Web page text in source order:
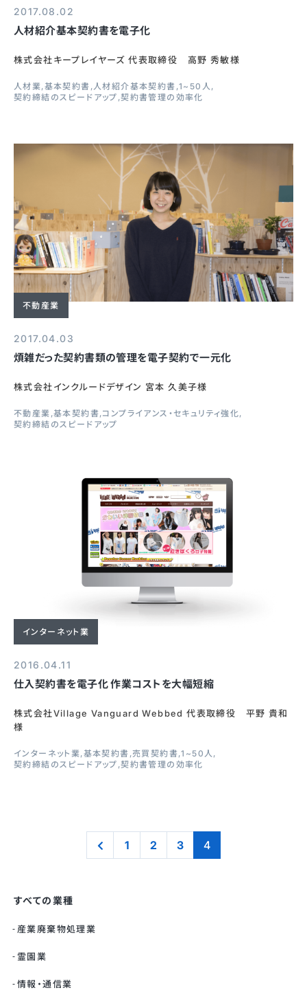
2017.08.02
人材紹介基本契約書を電子化
株式会社キープレイヤーズ 代表取締役 高野 秀敏様
人材業 基本契約書 人材紹介基本契約書 1~50人
契約締結のスピードアップ 契約書管理の効率化
不動産業
2017.04.03
煩雑だった契約書類の管理を電子契約で一元化
株式会社インクルードデザイン 宮本 久美子様
不動産業 基本契約書 コンプライアンス・セキュリティ強化
契約締結のスピードアップ
インターネット業
2016.04.11
仕入契約書を電子化 作業コストを大幅短縮
株式会社Village Vanguard Webbed 代表取締役 平野 貴和
様
インターネット業 基本契約書 売買契約書 1~50人
契約締結のスピードアップ 契約書管理の効率化
1 2 3 4
すべての業種
産業廃棄物処理業
霊園業
情報・通信業